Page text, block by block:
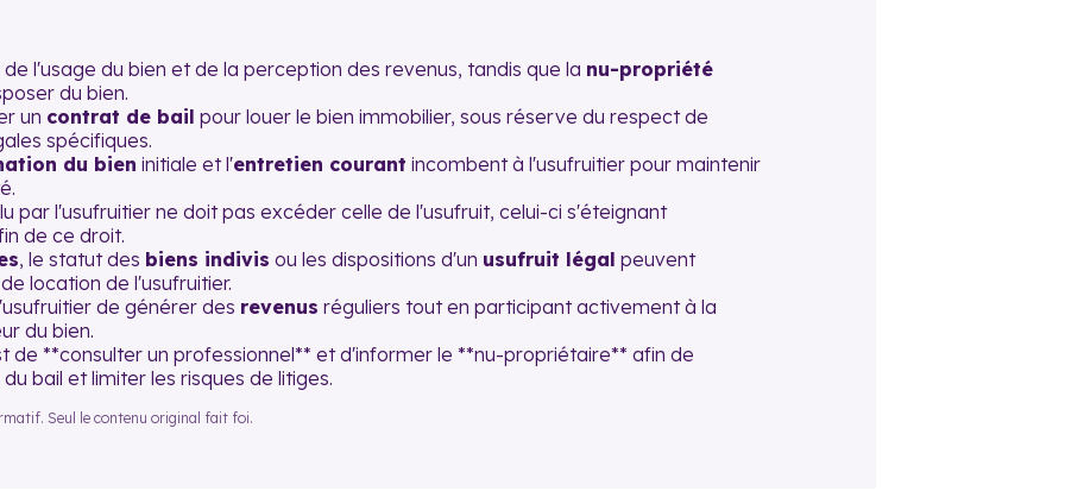
l'usage du bien et de la perception des revenus, tandis que la nu-propriété
du bien.
un contrat de bail pour louer le bien immobilier, sous réserve du respect de
spécifiques.
du bien initiale et l'entretien courant incombent à l'usufruitier pour maintenir
par l'usufruitier ne doit pas excéder celle de l'usufruit, celui-ci s'éteignant
de ce droit.
, le statut des biens indivis ou les dispositions d'un usufruit légal peuvent
location de l'usufruitier.
de générer des revenus réguliers tout en participant activement à la
du bien.
de **consulter un professionnel** et d'informer le **nu-propriétaire** afin de
bail et limiter les risques de litiges.
Seul le contenu original fait foi.